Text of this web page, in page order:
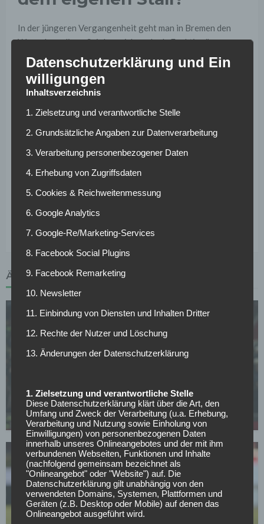
In der jüngeren Vergangenheit geht man in Bremen den
Weg, ehemaligen Spielern sich auch als Funktionäre zu
bewähren. So folgte im Sommer 2016 Geschäftsführer
Frank Baumann auf den entlassenen Thomas Eichin. Seit
Amtsantritt des 42-Jährigen folgten zwei Trainer aus dem
eigenen Stall: So wurden Viktor Skripnik und Alexander
Nouri jeweils aus der U23 als Cheftrainer der Profis
befördet. Beide hatten jedoch nur in ihrer ersten Saison
Erfolg und konnten die Leistungen nicht bestätigen.
Trainerstuhl. Baumanns Aussagen auf der
Pressekonferenz könnten jedoch darauf hinweisen, dass
die Verhandlungen zwischen dem ehemaligen HSV-Trainer
ÄHNLICHE ARTIKEL
Füllkrug will zurück zu Werder, aber dieses
Hindernis steht dem Comeback im Weg
01.05.2026
BUNDESLIGA
Datenschutzerklärung und Ein
willigungen
Inhaltsverzeichnis
1. Zielsetzung und verantwortliche Stelle
2. Grundsätzliche Angaben zur Datenverarbeitung
3. Verarbeitung personenbezogener Daten
4. Erhebung von Zugriffsdaten
5. Cookies & Reichweitenmessung
6. Google Analytics
7. Google-Re/Marketing-Services
8. Facebook Social Plugins
9. Facebook Remarketing
10. Newsletter
11. Einbindung von Diensten und Inhalten Dritter
12. Rechte der Nutzer und Löschung
13. Änderungen der Datenschutzerklärung
1. Zielsetzung und verantwortliche Stelle
Diese Datenschutzerklärung klärt über die Art, den
Umfang und Zweck der Verarbeitung (u.a. Erhebung,
Verarbeitung und Nutzung sowie Einholung von
Einwilligungen) von personenbezogenen Daten
innerhalb unseres Onlineangebotes und der mit ihm
verbundenen Webseiten, Funktionen und Inhalte
(nachfolgend gemeinsam bezeichnet als
"Onlineangebot" oder "Website") auf. Die
Datenschutzerklärung gilt unabhängig von den
verwendeten Domains, Systemen, Plattformen und
Geräten (z.B. Desktop oder Mobile) auf denen das
Onlineangebot ausgeführt wird.